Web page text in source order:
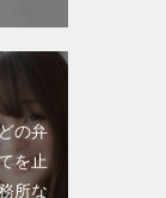
の弁
を止
所な